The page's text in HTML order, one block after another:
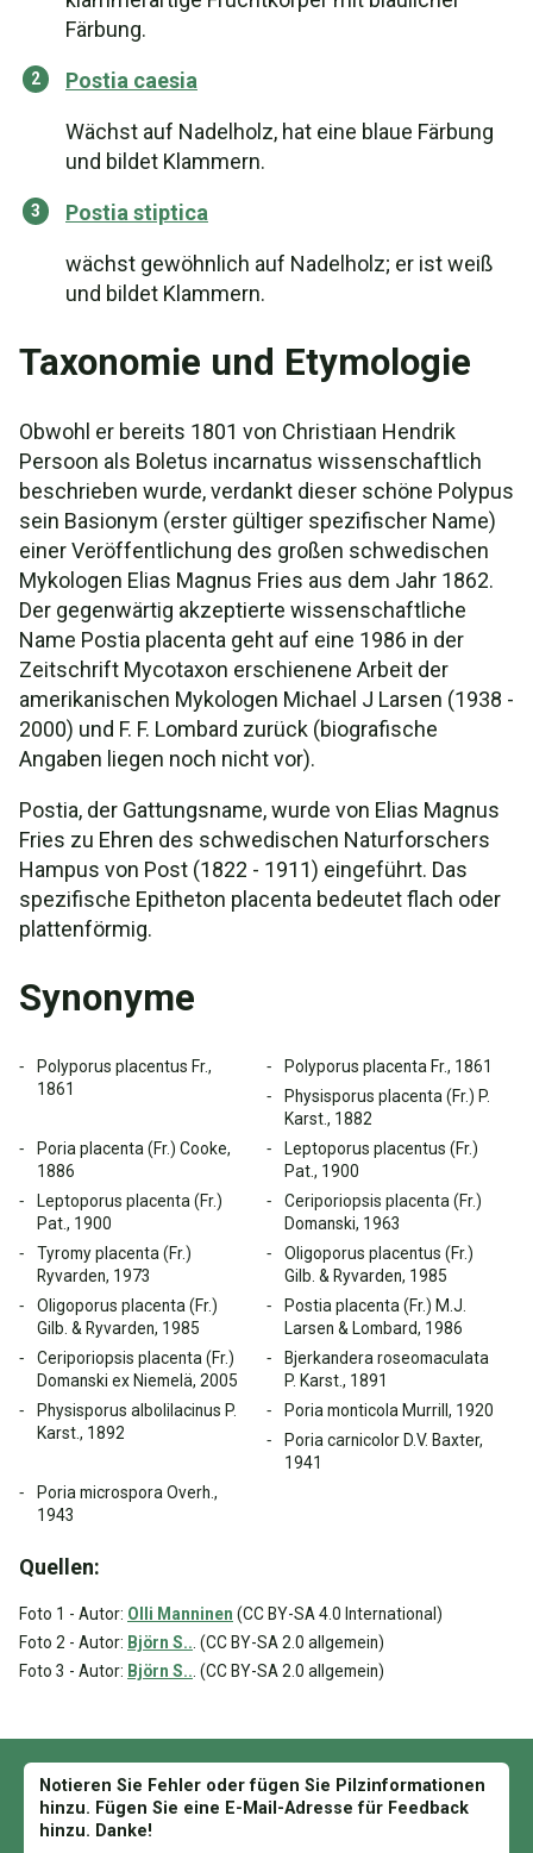
Färbung.
Postia caesia
Wächst auf Nadelholz, hat eine blaue Färbung
und bildet Klammern.
Postia stiptica
wächst gewöhnlich auf Nadelholz; er ist weiß
und bildet Klammern.
Taxonomie und Etymologie
Obwohl er bereits 1801 von Christiaan Hendrik
Persoon als Boletus incarnatus wissenschaftlich
beschrieben wurde, verdankt dieser schöne Polypus
sein Basionym (erster gültiger spezifischer Name)
einer Veröffentlichung des großen schwedischen
Mykologen Elias Magnus Fries aus dem Jahr 1862.
Der gegenwärtig akzeptierte wissenschaftliche
Name Postia placenta geht auf eine 1986 in der
Zeitschrift Mycotaxon erschienene Arbeit der
amerikanischen Mykologen Michael J Larsen (1938 -
2000) und F. F. Lombard zurück (biografische
Angaben liegen noch nicht vor).
Postia, der Gattungsname, wurde von Elias Magnus
Fries zu Ehren des schwedischen Naturforschers
Hampus von Post (1822 - 1911) eingeführt. Das
spezifische Epitheton placenta bedeutet flach oder
plattenförmig.
Synonyme
Polyporus placentus Fr.,
1861
Polyporus placenta Fr., 1861
Physisporus placenta (Fr.) P.
Karst., 1882
Poria placenta (Fr.) Cooke,
1886
Leptoporus placentus (Fr.)
Pat., 1900
Leptoporus placenta (Fr.)
Pat., 1900
Ceriporiopsis placenta (Fr.)
Domanski, 1963
Tyromy placenta (Fr.)
Ryvarden, 1973
Oligoporus placentus (Fr.)
Gilb. & Ryvarden, 1985
Oligoporus placenta (Fr.)
Gilb. & Ryvarden, 1985
Postia placenta (Fr.) M.J.
Larsen & Lombard, 1986
Ceriporiopsis placenta (Fr.)
Domanski ex Niemelä, 2005
Bjerkandera roseomaculata
P. Karst., 1891
Physisporus albolilacinus P.
Karst., 1892
Poria monticola Murrill, 1920
Poria carnicolor D.V. Baxter,
1941
Poria microspora Overh.,
1943
Quellen:
Foto 1 - Autor: Olli Manninen (CC BY-SA 4.0 International)
Foto 2 - Autor: Björn S.. . (CC BY-SA 2.0 allgemein)
Foto 3 - Autor: Björn S.. . (CC BY-SA 2.0 allgemein)